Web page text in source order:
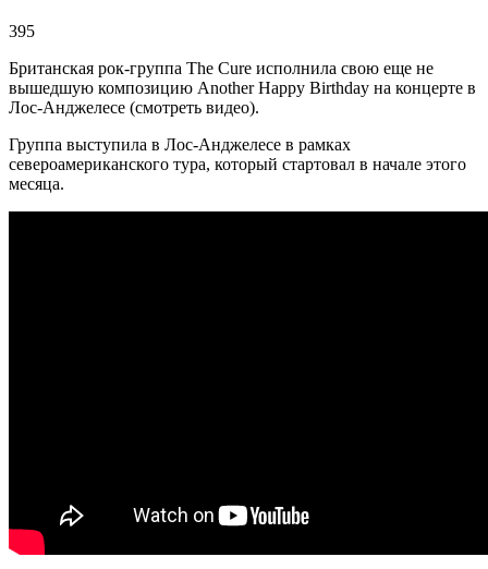
395
Британская рок-группа The Cure исполнила свою еще не
вышедшую композицию Another Happy Birthday на концерте в
Лос-Анджелесе (смотреть видео).
Группа выступила в Лос-Анджелесе в рамках
североамериканского тура, который стартовал в начале этого
месяца.